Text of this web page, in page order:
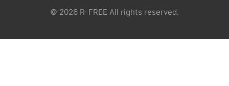
© 2026 R-FREE All rights reserved.